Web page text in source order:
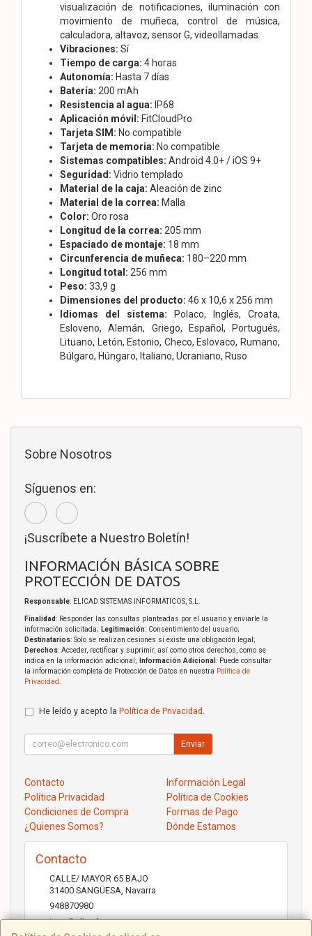
visualización de notificaciones, iluminación con
movimiento de muñeca, control de música,
calculadora, altavoz, sensor G, videollamadas
Vibraciones: Sí
Tiempo de carga: 4 horas
Autonomía: Hasta 7 días
Batería: 200 mAh
Resistencia al agua: IP68
Aplicación móvil: FitCloudPro
Tarjeta SIM: No compatible
Tarjeta de memoria: No compatible
Sistemas compatibles: Android 4.0+ / iOS 9+
Seguridad: Vidrio templado
Material de la caja: Aleación de zinc
Material de la correa: Malla
Color: Oro rosa
Longitud de la correa: 205 mm
Espaciado de montaje: 18 mm
Circunferencia de muñeca: 180–220 mm
Longitud total: 256 mm
Peso: 33,9 g
Dimensiones del producto: 46 x 10,6 x 256 mm
Idiomas del sistema: Polaco, Inglés, Croata,
Esloveno, Alemán, Griego, Español, Portugués,
Lituano, Letón, Estonio, Checo, Eslovaco, Rumano,
Búlgaro, Húngaro, Italiano, Ucraniano, Ruso
Sobre Nosotros
Síguenos en:
¡Suscríbete a Nuestro Boletín!
INFORMACIÓN BÁSICA SOBRE
PROTECCIÓN DE DATOS
Responsable: ELICAD SISTEMAS INFORMATICOS, S.L.
Finalidad: Responder las consultas planteadas por el usuario y enviarle la
información solicitada; Legitimación: Consentimiento del usuario;
Destinatarios: Solo se realizan cesiones si existe una obligación legal;
Derechos: Acceder, rectificar y suprimir, así como otros derechos, como se
indica en la información adicional;
Información Adicional : Puede consultar
la información completa de Protección de Datos en nuestra Política de
Privacidad
He leído y acepto la Política de Privacidad
Enviar
Contacto
Información Legal
Política Privacidad
Política de Cookies
Condiciones de Compra
Formas de Pago
¿Quienes Somos?
Dónde Estamos
Contacto
CALLE/ MAYOR 65 BAJO
31400 SANGÜESA Navarra
948870980
jose@elicad.com